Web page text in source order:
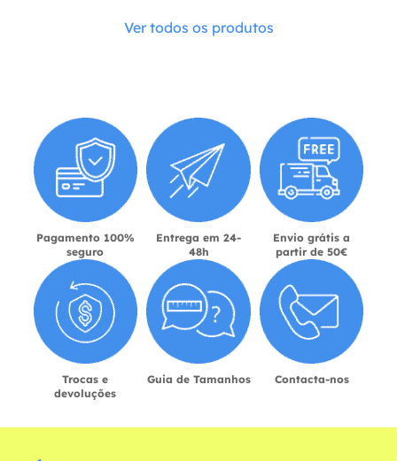
Ver todos os produtos
Pagamento 100%
seguro
Entrega em 24-
48h
Envio grátis a
partir de 50€
Trocas e
devoluções
Guia de Tamanhos Contacta-nos